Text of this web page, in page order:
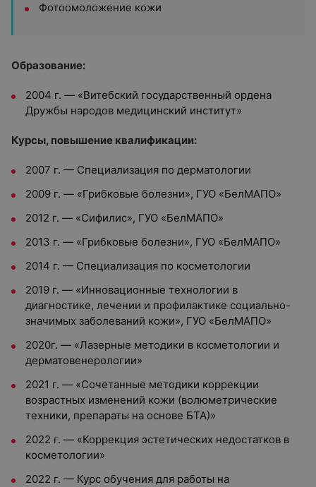
Фотоомоложение кожи
Образование:
2004 г. — «Витебский государственный ордена
Дружбы народов медицинский институт»
Курсы, повышение квалификации:
2007 г. — Специализация по дерматологии
2009 г. — «Грибковые болезни», ГУО «БелМАПО»
2012 г. — «Сифилис», ГУО «БелМАПО»
2013 г. — «Грибковые болезни», ГУО «БелМАПО»
2014 г. — Специализация по косметологии
2019 г. — «Инновационные технологии в
диагностике, лечении и профилактике социально-
значимых заболеваний кожи», ГУО «БелМАПО»
2020г. — «Лазерные методики в косметологии и
дерматовенерологии»
2021 г. — «Сочетанные методики коррекции
возрастных изменений кожи (волюметрические
техники, препараты на основе БТА)»
2022 г. — «Коррекция эстетических недостатков в
косметологии»
2022 г. — Курс обучения для работы на